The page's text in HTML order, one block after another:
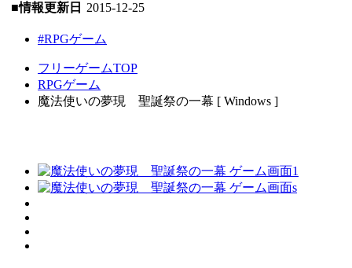
■情報更新日 2015-12-25
#RPGゲーム
フリーゲームTOP
RPGゲーム
魔法使いの夢現 聖誕祭の一幕 [ Windows ]